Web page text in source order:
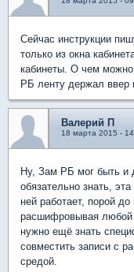
Сейчас инструкции
только из окна
кабинеты. О чем можно
РБ ленту держал ввер
Валерий П
18 марта 2015 -
Ну, Зам РБ мог быть и
обязательно знать,
ней работает, порой
расшифровывая любой
нужно ещё знать
совместить записи с
средой.